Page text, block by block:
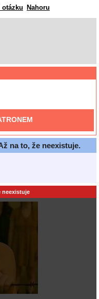
Nahoru
na to, že neexistuje.
neexistuje